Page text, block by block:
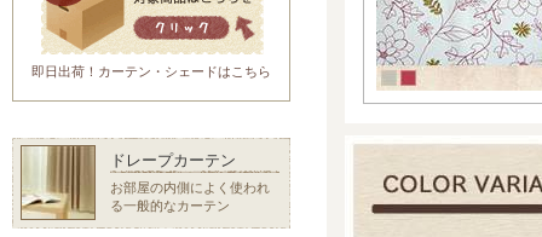
即日出荷！カーテン・シェードはこちら
ドレープカーテン
お部屋の内側によく使われ
る一般的なカーテン